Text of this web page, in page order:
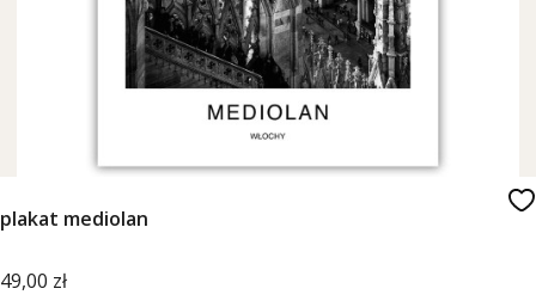
plakat mediolan
Cena
49,00 zł